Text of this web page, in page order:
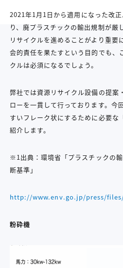
2021年1月1日から適用になった改
り、廃プラスチックの輸出規制が厳
リサイクルを進めることがより重要
会的責任を果たすという目的でも、
クルは必須になるでしょう。
弊社では資源リサイクル設備の提案
ローを一貫して行っております。今
すいフレーク状にするために必要な
紹介します。
※1出典：環境省「プラスチックの
断基準」
http://www.env.go.jp/press/
粉砕機